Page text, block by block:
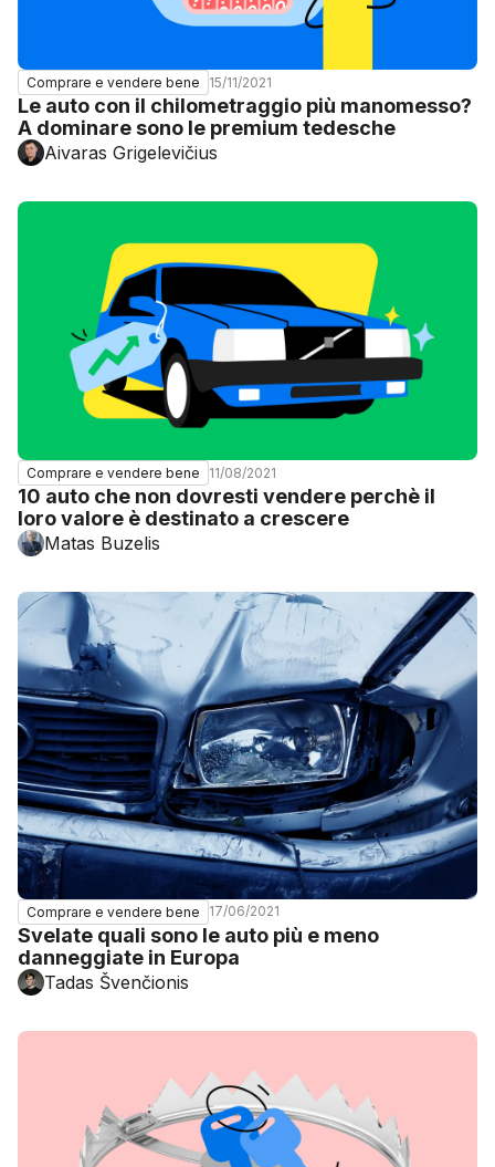
Comprare e vendere bene 15/11/2021
Le auto con il chilometraggio più manomesso?
A dominare sono le premium tedesche
Aivaras Grigelevičius
Comprare e vendere bene 11/08/2021
10 auto che non dovresti vendere perchè il
loro valore è destinato a crescere
Matas Buzelis
Comprare e vendere bene 17/06/2021
Svelate quali sono le auto più e meno
danneggiate in Europa
Tadas Švenčionis